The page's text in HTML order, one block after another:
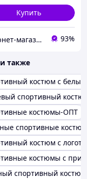
Купить
Інтернет-магазин Look 100 Clothes 93%
также
костюм с
спортивный
костюмы-ОПТ
спортивные
костюм с
костюмы с
спортивный костюм